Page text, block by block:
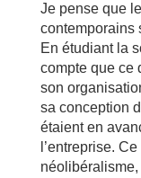
Je pense que
contemporains
En étudiant la
compte que ce
son
sa conception
étaient en
l’entreprise.